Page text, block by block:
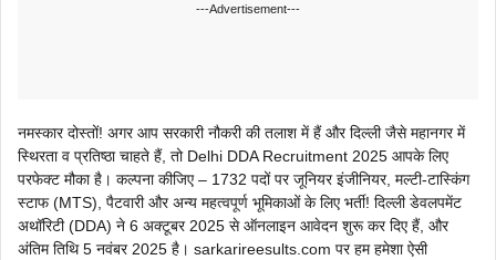
---Advertisement---
नमस्कार दोस्तों! अगर आप सरकारी नौकरी की तलाश में हैं और दिल्ली जैसे महानगर में
स्थिरता व प्रतिष्ठा चाहते हैं, तो Delhi DDA Recruitment 2025 आपके लिए
परफेक्ट मौका है। कल्पना कीजिए – 1732 पदों पर जूनियर इंजीनियर, मल्टी-टास्किंग
स्टाफ (MTS), पैटवारी और अन्य महत्वपूर्ण भूमिकाओं के लिए भर्ती! दिल्ली डेवलपमेंट
अथॉरिटी (DDA) ने 6 अक्टूबर 2025 से ऑनलाइन आवेदन शुरू कर दिए हैं, और
अंतिम तिथि 5 नवंबर 2025 है। sarkarireesults.com पर हम हमेशा ऐसी